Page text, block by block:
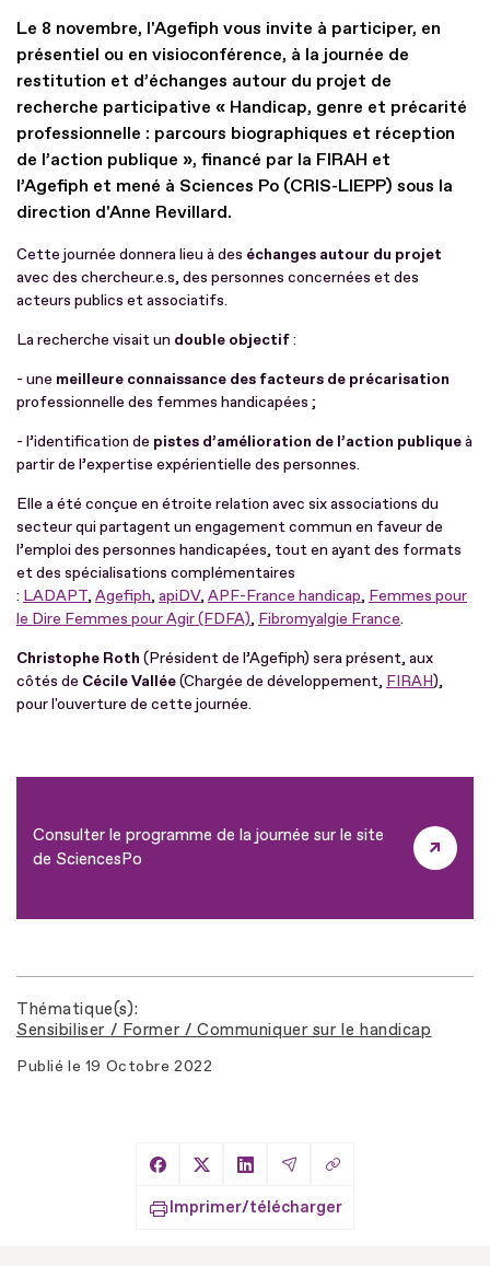
Le 8 novembre, l'Agefiph vous invite à participer, en
présentiel ou en visioconférence, à la journée de
restitution et d’échanges autour du projet de
recherche participative « Handicap, genre et précarité
professionnelle : parcours biographiques et réception
de l’action publique », financé par la FIRAH et
l’Agefiph et mené à Sciences Po (CRIS-LIEPP) sous la
direction d'Anne Revillard.
Cette journée donnera lieu à des échanges autour du projet
avec des chercheur.e.s, des personnes concernées et des
acteurs publics et associatifs.
La recherche visait un double objectif:
- une meilleure connaissance des facteurs de précarisation
professionnelle des femmes handicapées ;
- l’identification de pistes d’amélioration de l’action publiqueà
partir de l’expertise expérientielle des personnes.
Elle a été conçue en étroite relation avec six associations du
secteur qui partagent un engagement commun en faveur de
l’emploi des personnes handicapées, tout en ayant des formats
et des spécialisations complémentaires
: LADAPT, Agefiph, apiDV, APF-France handicap, Femmes pour
le Dire Femmes pour Agir (FDFA), Fibromyalgie France.
Christophe Roth (Président de l’Agefiph) sera présent, aux
côtés de Cécile Vallée(Chargée de développement, FIRAH),
pour l'ouverture de cette journée.
Consulter le programme de la journée sur le site
de SciencesPo
Thématique(s)
Sensibiliser / Former / Communiquer sur le handicap
Publié le 19 Octobre 2022
Partager sur Facebook
Partager sur X
Partager sur LinkedIn
Partager par Email
Copier le lien
Imprimer/télécharger